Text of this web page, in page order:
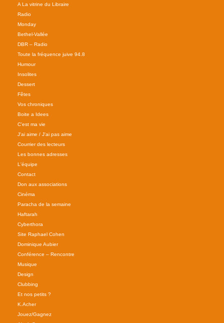
A La vitrine du Libraire
Radio
Monday
Bethel-Vallée
DBR – Radio
Toute la fréquence juive 94.8
Humour
Insolites
Dessert
Fêtes
Vos chroniques
Boite a Idees
C'est ma vie
J'ai aime / J'ai pas aime
Courrier des lecteurs
Les bonnes adresses
L'équipe
Contact
Don aux associations
Cinéma
Paracha de la semaine
Haftarah
Cyberthora
Site Raphael Cohen
Dominique Aubier
Conférence – Rencontre
Musique
Design
Clubbing
Et nos petits ?
K.Acher
Jouez/Gagnez